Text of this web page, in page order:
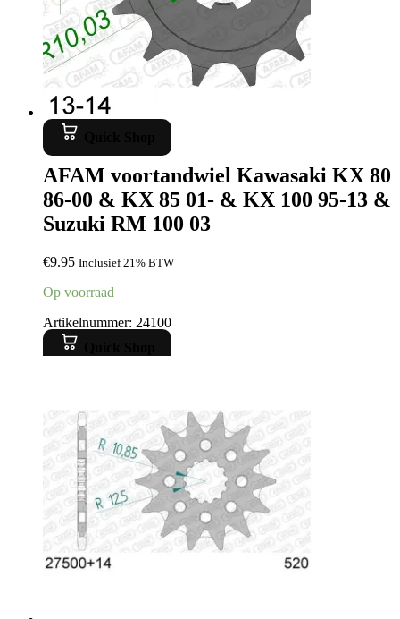
AFAM voortandwiel Kawasaki KX 80
86-00 & KX 85 01- & KX 100 95-13 &
Suzuki RM 100 03
€9.95 Inclusief 21% BTW
Op voorraad
Artikelnummer: 24100